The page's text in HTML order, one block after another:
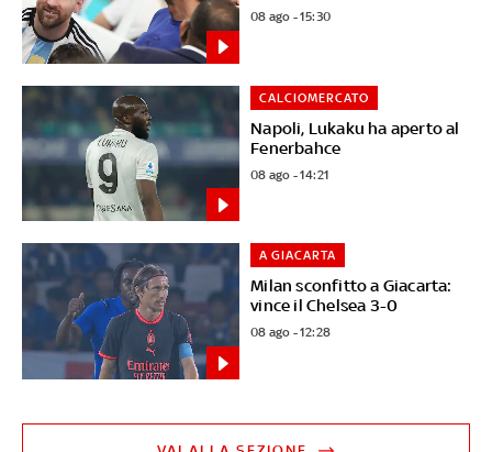
08 ago - 15:30
Napoli, Lukaku ha aperto al
Fenerbahce
CALCIOMERCATO
08 ago - 14:21
Milan sconfitto a Giacarta:
vince il Chelsea 3-0
A GIACARTA
08 ago - 12:28